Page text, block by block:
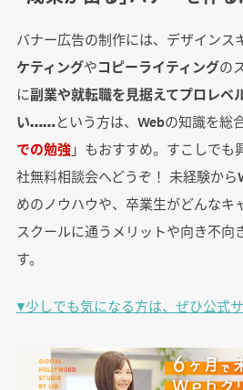
バナー広告の制作には、デザインス
ケティングやコピーライティングの
に副業や就転職を見据えてプロレベ
い……という方は、Webの知識を総
での勉強」もおすすめ。すこしでも
社無料相談会へどうぞ！ 未経験か
めのノウハウや、卒業生がどんなキ
スクールに通うメリットや向き不向
す。
▼少しでも気になる方は、ぜひ公式